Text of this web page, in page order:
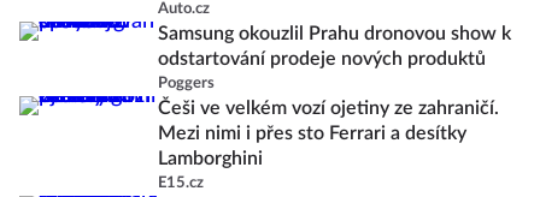
Auto.cz
Samsung okouzlil Prahu dronovou show k
odstartování prodeje nových produktů
Poggers
Češi ve velkém vozí ojetiny ze zahraničí.
Mezi nimi i přes sto Ferrari a desítky
Lamborghini
E15.cz